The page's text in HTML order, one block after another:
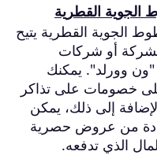
الجوية القطرية
الجوية القطرية يتيح
أو شركات
"ون وورلد". يمكنك
خصومات على تذاكر
إلى ذلك، يمكن
من عروض حصرية
الذي تدفعه.